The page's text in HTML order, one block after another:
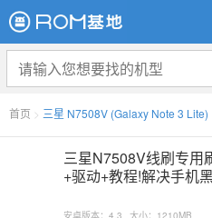
首页 > 三星 N7508V (Galaxy Note 3 Lite)
三星N7508V线刷专用
+驱动+教程!解决手机
安卓版本：4.3 大小：1210MB